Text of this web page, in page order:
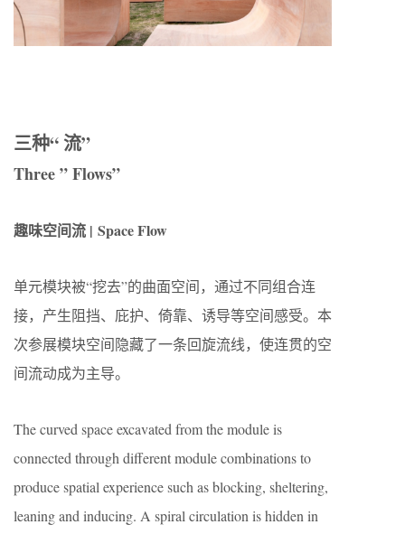
三种“ 流”
Three ” Flows”
趣味空间流 | Space Flow
单元模块被“挖去”的曲面空间，通过不同组合连
接，产生阻挡、庇护、倚靠、诱导等空间感受。本
次参展模块空间隐藏了一条回旋流线，使连贯的空
间流动成为主导。
The curved space excavated from the module is
connected through different module combinations to
produce spatial experience such as blocking, sheltering,
leaning and inducing. A spiral circulation is hidden in